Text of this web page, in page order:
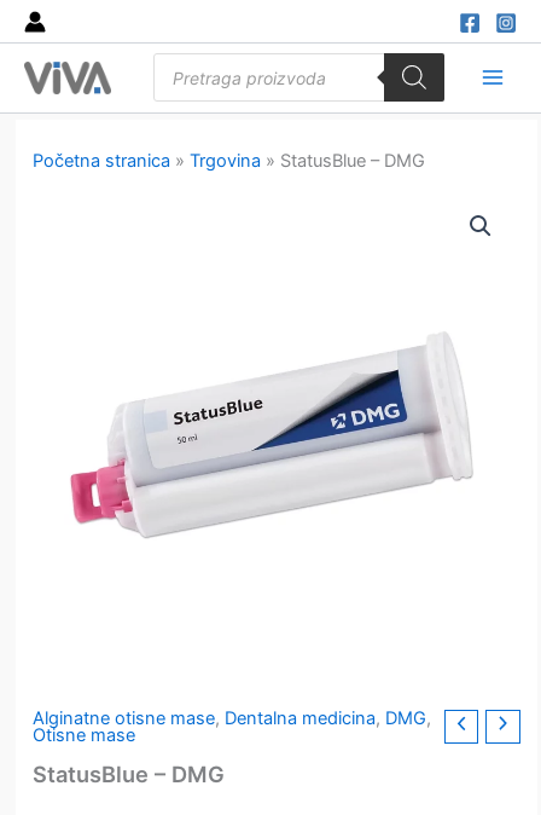
Skip
to
content
search
Početna stranica »Trgovina » StatusBlue – DMG
Alginatne otisne mase, Dentalna medicina, DMG,
Otisne mase
StatusBlue – DMG